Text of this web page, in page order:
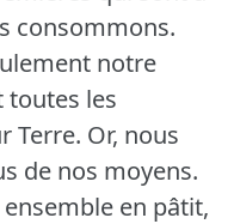
consommons.
notre
toutes les
Terre. Or, nous
de nos moyens.
en pâtit,